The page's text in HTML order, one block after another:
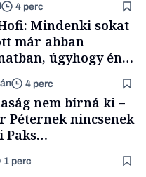
4 perc
Mindenki sokat
már abban
úgyhogy én
akartam
4 perc
nem bírná ki –
Péternek nincsenek
Paks
1 perc